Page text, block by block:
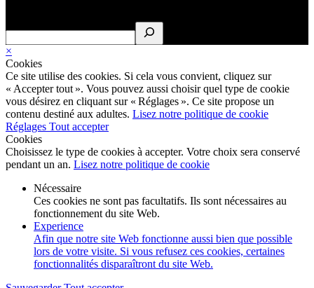
×
Cookies
Ce site utilise des cookies. Si cela vous convient, cliquez sur
« Accepter tout ». Vous pouvez aussi choisir quel type de cookie
vous désirez en cliquant sur « Réglages ». Ce site propose un
contenu destiné aux adultes. Lisez notre politique de cookie
Réglages Tout accepter
Cookies
Choisissez le type de cookies à accepter. Votre choix sera conservé
pendant un an. Lisez notre politique de cookie
Nécessaire
Ces cookies ne sont pas facultatifs. Ils sont nécessaires au
fonctionnement du site Web.
Experience
Afin que notre site Web fonctionne aussi bien que possible
lors de votre visite. Si vous refusez ces cookies, certaines
fonctionnalités disparaîtront du site Web.